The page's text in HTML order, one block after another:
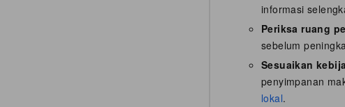
informasi
Periksa ruang
sebelum
Sesuaikan
penyimpanan
lokal.